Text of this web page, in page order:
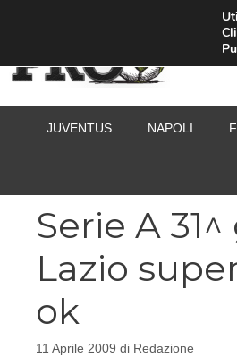
JUVENTUS NAPOLI
Serie A
Lazio
ok
11 Aprile 2009 di Redazione